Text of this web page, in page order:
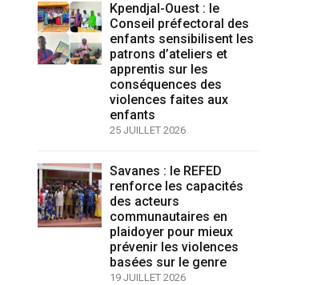
Kpendjal-Ouest : le
Conseil préfectoral des
enfants sensibilisent les
patrons d’ateliers et
apprentis sur les
conséquences des
violences faites aux
enfants
25 JUILLET 2026
Savanes : le REFED
renforce les capacités
des acteurs
communautaires en
plaidoyer pour mieux
prévenir les violences
basées sur le genre
19 JUILLET 2026